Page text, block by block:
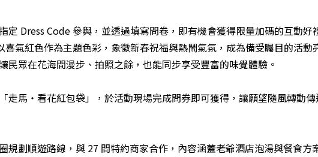
Dress Code 參與，並透過填寫問卷，即有機會獲得限量加碼的互動好
氣紅色作為主題色彩，象徵新春祝福與熱鬧氣氛，成為備受矚目的活動
眾在花海間漫步、拍照之餘，也能同步享受豐富的味覺體驗。
走馬・看花紅包袋」，於活動現場完成問券即可獲得，讓願望隨風轉動
劃順遊路線，與 27 間特約商家合作，內容涵蓋老爺酒店泡湯與餐食方